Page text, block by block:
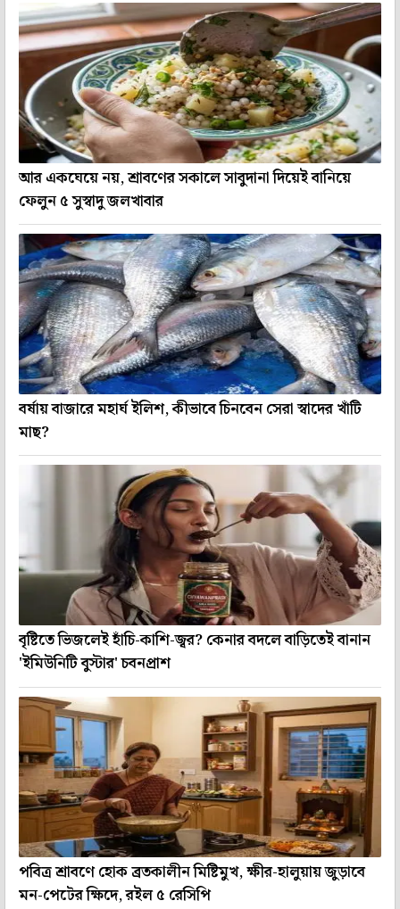
আর একঘেয়ে নয়, শ্রাবণের সকালে সাবুদানা দিয়েই বানিয়ে
ফেলুন ৫ সুস্বাদু জলখাবার
বর্ষায় বাজারে মহার্ঘ ইলিশ, কীভাবে চিনবেন সেরা স্বাদের খাঁটি
মাছ?
বৃষ্টিতে ভিজলেই হাঁচি-কাশি-জ্বর? কেনার বদলে বাড়িতেই বানান
'ইমিউনিটি বুস্টার' চবনপ্রাশ
পবিত্র শ্রাবণে হোক ব্রতকালীন মিষ্টিমুখ, ক্ষীর-হালুয়ায় জুড়াবে
মন-পেটের ক্ষিদে, রইল ৫ রেসিপি